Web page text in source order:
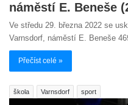
náměstí E. Beneše
Ve středu 29. března 2022 se
Varnsdorf, náměstí E. Beneše
Přečíst celé »
škola Varnsdorf sport